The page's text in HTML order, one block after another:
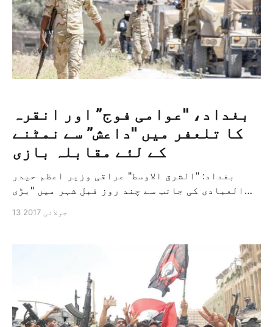
بغداد، "عوامی فوج” اور انقرہ
کا تلعفر میں "داعش” سے نمٹنے
کے لئے مقابلہ بازی
بغداد: "الشرق الاوسط" عراقی وزیر اعظم حیدر
العبادی کی جانب سے چند روز قبل شہر میں "بڑی
موصل میں تنظیم داعش کے بقیہ عناصر کے صفائے کے
13 جولائی 2017